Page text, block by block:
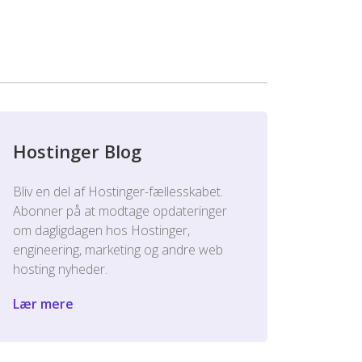
Hostinger Blog
Bliv en del af Hostinger-fællesskabet.
Abonner på at modtage opdateringer
om dagligdagen hos Hostinger,
engineering, marketing og andre web
hosting nyheder.
Lær mere